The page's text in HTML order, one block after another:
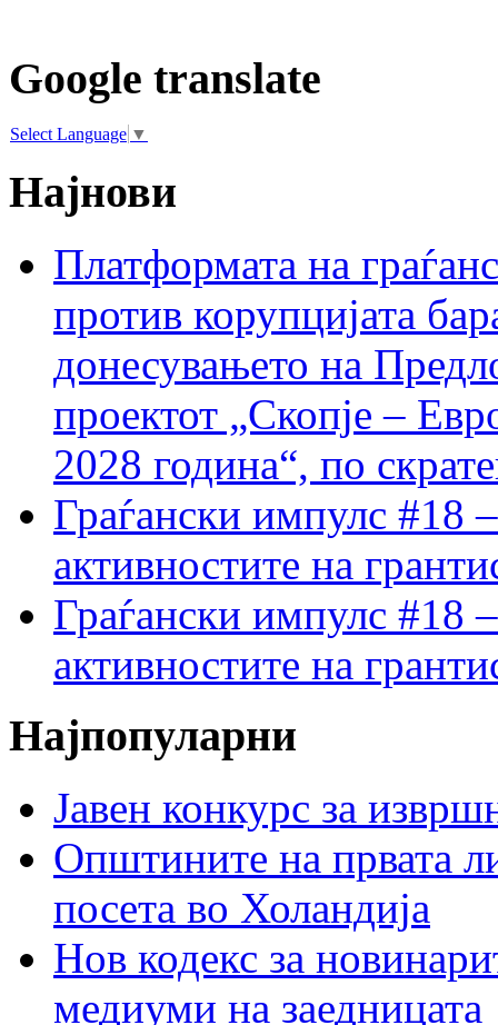
Google translate
Select Language ▼
Најнови
Платформата на
против корупцијата
донесувањето на
проектот „Скопје –
2028 година“, по
Граѓански импулс #18
активностите на
Граѓански импулс #18
активностите на
Најпопуларни
Јавен конкурс за
Општините на првата
посета во Холандија
Нов кодекс за
медиуми на заедницата